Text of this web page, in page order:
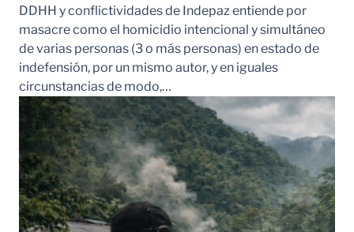
DDHH y conflictividades de Indepaz entiende por
masacre como el homicidio intencional y simultáneo
de varias personas (3 o más personas) en estado de
indefensión, por un mismo autor, y en iguales
circunstancias de modo,…